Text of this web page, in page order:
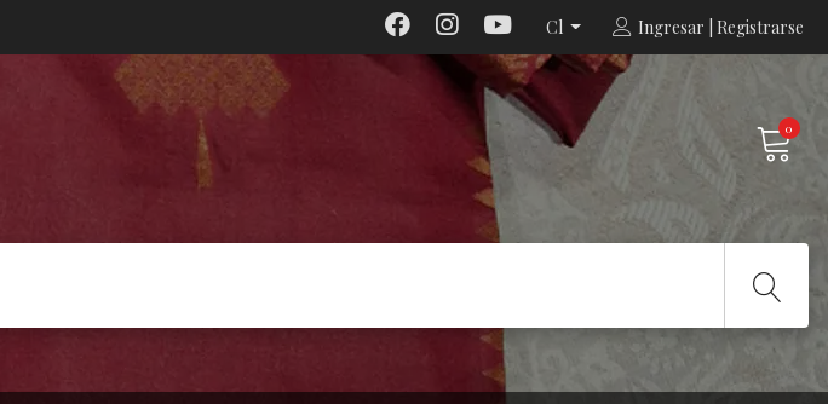
Cl Ingresar | Registrarse
0